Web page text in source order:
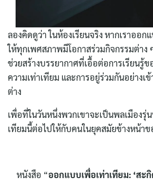
ลองคิดดูว่า ในห้องเรียนจริง หากเราออก
ให้ทุกเพศสภาพมีโอกาสร่วมกิจกรรมต่าง
ช่วยสร้างบรรยากาศที่เอื้อต่อการเรียนรู้ข
ความเท่าเทียม และการอยู่ร่วมกันอย่างเ
ต่าง
เพื่อที่ในวันหนึ่งพวกเขาจะเป็นพลเมืองรุ่
เทียมนี้ต่อไปให้กับคนในยุคสมัยข้างหน้าข
หนังสือ “ออกแบบเพื่อเท่าเทียม: ‘สะกิ